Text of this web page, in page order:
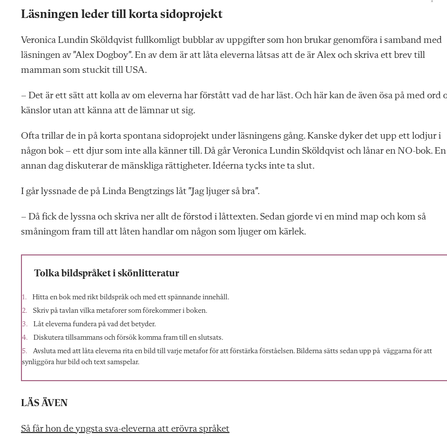
Läsningen leder till korta sidoprojekt
Veronica Lundin Sköldqvist fullkomligt bubblar av uppgifter som hon brukar genomföra i samband med
läsningen av ”Alex Dogboy”. En av dem är att låta eleverna låtsas att de är Alex och skriva ett brev till
mamman som stuckit till USA.
– Det är ett sätt att kolla av om eleverna har förstått vad de har läst. Och här kan de även ösa på med ord
känslor utan att känna att de lämnar ut sig.
Ofta trillar de in på korta spontana sidoprojekt under läsningens gång. Kanske dyker det upp ett lodjur i
någon bok – ett djur som inte alla känner till. Då går Veronica Lundin Sköldqvist och lånar en NO-bok. En
annan dag diskuterar de mänskliga rättigheter. Idéerna tycks inte ta slut.
I går lyssnade de på Linda Bengtzings låt ”Jag ljuger så bra”.
– Då fick de lyssna och skriva ner allt de förstod i låttexten. Sedan gjorde vi en mind map och kom så
småningom fram till att låten handlar om någon som ljuger om kärlek.
Tolka bildspråket i skönlitteratur
Hitta en bok med rikt bildspråk och med ett spännande innehåll.
Skriv på tavlan vilka metaforer som förekommer i boken.
Låt eleverna fundera på vad det betyder.
Diskutera tillsammans och försök komma fram till en slutsats.
Avsluta med att låta eleverna rita en bild till varje metafor för att förstärka förståelsen. Bilderna sätts sedan upp på väggarna för att
synliggöra hur bild och text samspelar.
LÄS ÄVEN
Så får hon de yngsta sva-eleverna att erövra språket